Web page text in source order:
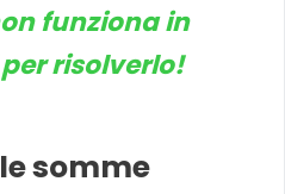
funziona in
risolverlo!
somme